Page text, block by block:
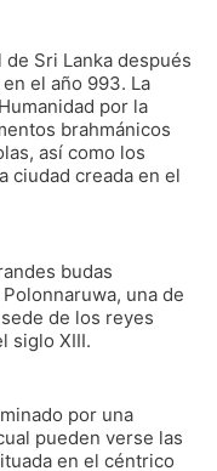
Sri Lanka después
el año 993. La
por la
brahmánicos
así como los
ciudad creada en el
budas
una de
de los reyes
siglo XIII.
por una
pueden verse las
en el céntrico